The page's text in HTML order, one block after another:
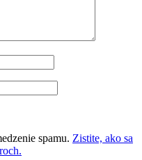
spamu. Zistite, ako sa